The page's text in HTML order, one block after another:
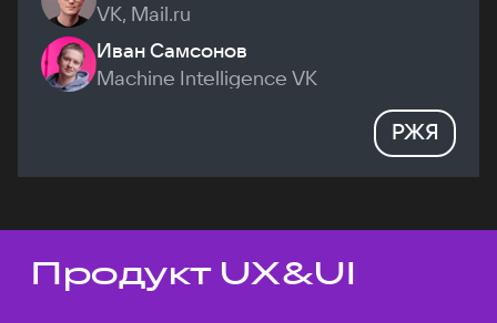
VK, Mail.ru
Иван Самсонов
Machine Intelligence VK
РЖЯ
Темы докладов
Продукт UX&UI